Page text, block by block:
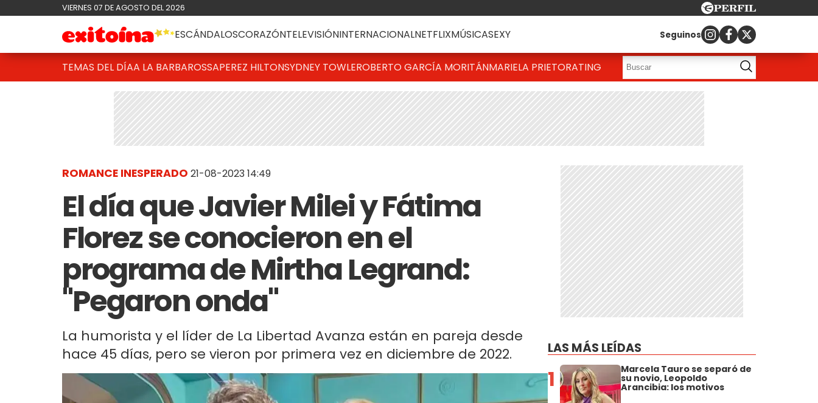
VIERNES 07 DE AGOSTO DEL 2026
ESCÁNDALOSCORAZÓNTELEVISIÓNINTERNACIONALNETFLIXMÚSICASEXY Seguinos
TEMAS DEL DÍAA LA BARBAROSSAPEREZ HILTONSYDNEY TOWLEROBERTO GARCÍA MORITÁNMARIELA PRIETORATING
ROMANCE INESPERADO 21-08-2023 14:49
El día que Javier Milei y Fátima
Florez se conocieron en el
programa de Mirtha Legrand:
"Pegaron onda"
La humorista y el líder de La Libertad Avanza están en pareja desde
hace 45 días, pero se vieron por primera vez en diciembre de 2022.
LAS MÁS LEÍDAS
1 Marcela Tauro se separó de
su novio, Leopoldo
Arancibia: los motivos